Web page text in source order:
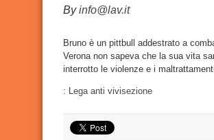
Byinfo@lav.it
Bruno è un pittbull addestrato a
Verona non sapeva che la sua vita
interrotto le violenze e i
: Lega anti vivisezione